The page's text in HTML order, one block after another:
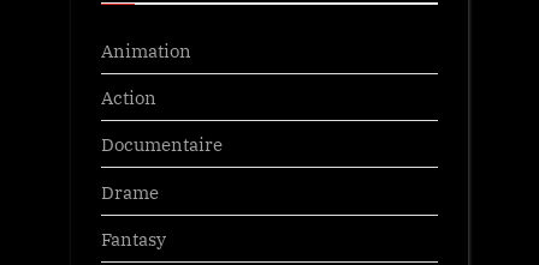
Animation
Action
Documentaire
Drame
Fantasy